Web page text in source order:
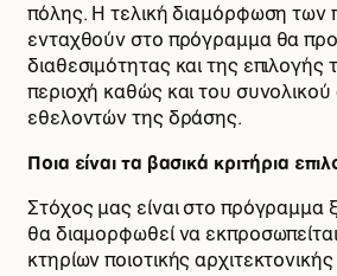
πόλης. Η τελική διαμόρφωση των
ενταχθούν στο πρόγραμμα θα
διαθεσιμότητας και της επιλογής
περιοχή καθώς και του
εθελοντών της δράσης.
Ποια είναι τα βασικά κριτήρια
Στόχος μας είναι στο πρόγραμμα
θα διαμορφωθεί να
κτηρίων ποιοτικής